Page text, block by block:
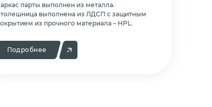
парты выполнен из металла.
выполнена из ЛДСП с защитным
из прочного материала – HPL.
Подробнее